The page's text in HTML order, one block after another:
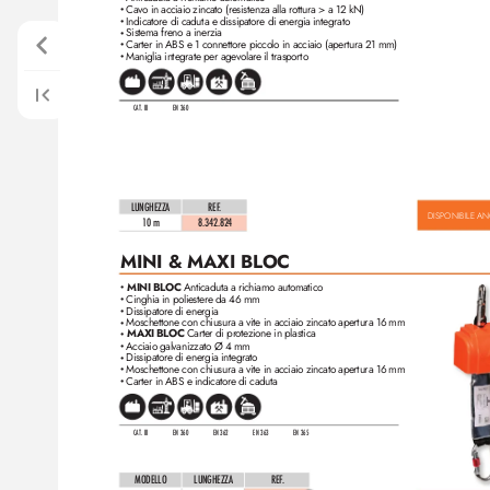
• MINI BLOC Anticaduta a richiamo automatico
• Cinghia in poliestere da 46 mm
• Dissipatore di energia
• Moschettone con chiusura a vite in acciaio zincato apertura 16 mm
• MAXI BLOC Carter di protezione in plastica
• Acciaio galvanizzato Ø 4 mm
• Dissipatore di energia integrato
• Moschettone con chiusura a vite in acciaio zincato apertura 16 mm
• Carter in ABS e indicatore di caduta
CAT. III EN 360 EN 362 EN 363 EN 365
• Cavo in acciaio zincato (resistenza alla rottura > a 12 kN)
• Indicatore di caduta e dissipatore di energia integrato
• Sistema freno a inerzia
• Carter in ABS e 1 connettore piccolo in acciaio (apertura 21 mm)
• Maniglia integrate per agevolare il trasporto
CAT. III EN 360
MINI & MAXI BLOC
MODELLO LUNGHEZZA REF.
DISPONIBILE
LUNGHEZZA REF.
10 m 8.342.824